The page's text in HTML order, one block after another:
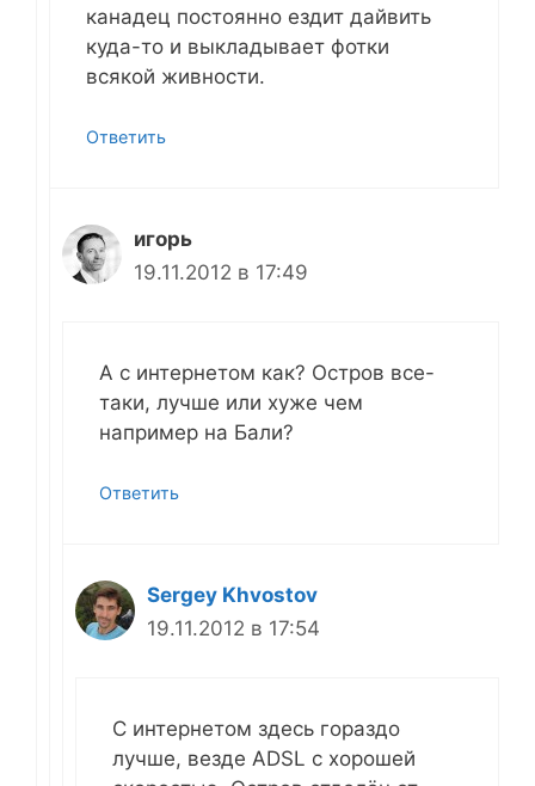
канадец постоянно ездит дайвить
куда-то и выкладывает фотки
всякой живности.
Ответить
игорь
19.11.2012 в 17:49
А с интернетом как? Остров все-
таки, лучше или хуже чем
например на Бали?
Ответить
Sergey Khvostov
19.11.2012 в 17:54
С интернетом здесь гораздо
лучше, везде ADSL с хорошей